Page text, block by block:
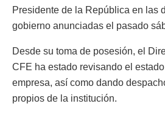
Presidente de la República en las
gobierno anunciadas el pasado
Desde su toma de posesión, el
CFE ha estado revisando el
empresa, así como dando
propios de la institución.